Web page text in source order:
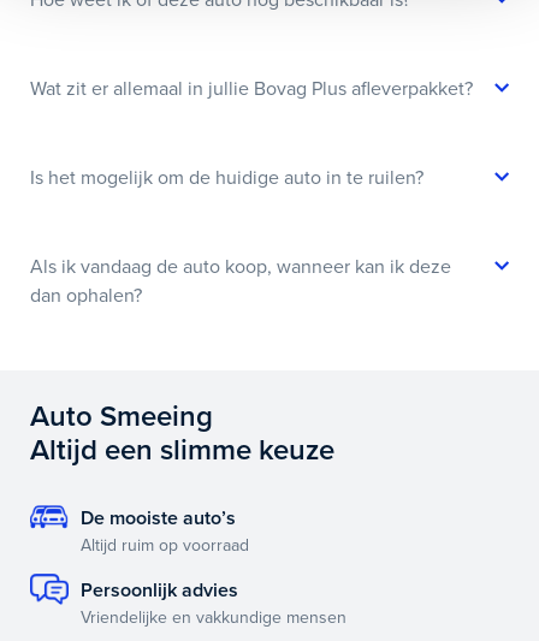
Wat zit er allemaal in jullie Bovag Plus afleverpakket?
Is het mogelijk om de huidige auto in te ruilen?
Als ik vandaag de auto koop, wanneer kan ik deze
dan ophalen?
Auto Smeeing
Altijd een slimme keuze
De mooiste auto’s
Altijd ruim op voorraad
Persoonlijk advies
Vriendelijke en vakkundige mensen